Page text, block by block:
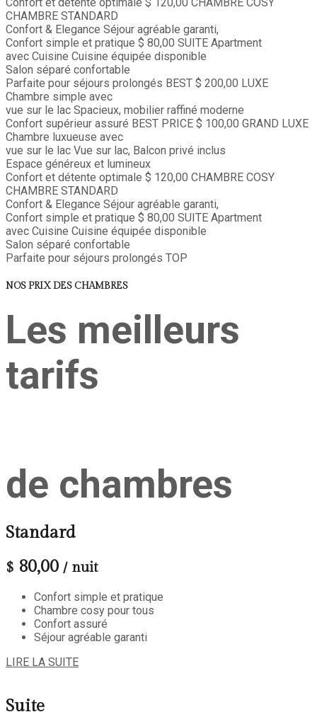
CHAMBRE STANDARD
Confort & Elegance Séjour agréable garanti,
Confort simple et pratique $ 80,00 SUITE Apartment
avec Cuisine Cuisine équipée disponible
Salon séparé confortable
Parfaite pour séjours prolongés BEST $ 200,00 LUXE
Chambre simple avec
vue sur le lac Spacieux, mobilier raffiné moderne
Confort supérieur assuré BEST PRICE $ 100,00 GRAND LUXE
Chambre luxueuse avec
vue sur le lac Vue sur lac, Balcon privé inclus
Espace généreux et lumineux
Confort et détente optimale $ 120,00 CHAMBRE COSY
CHAMBRE STANDARD
Confort & Elegance Séjour agréable garanti,
Confort simple et pratique $ 80,00 SUITE Apartment
avec Cuisine Cuisine équipée disponible
Salon séparé confortable
Parfaite pour séjours prolongés TOP
NOS PRIX DES CHAMBRES
Les meilleurs
tarifs
de chambres
Standard
$ 80,00 / nuit
Confort simple et pratique
Chambre cosy pour tous
Confort assuré
Séjour agréable garanti
LIRE LA SUITE
Suite